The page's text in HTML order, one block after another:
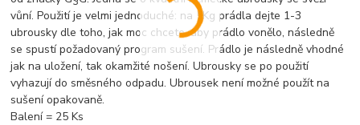
vůní. Použití je velmi jednoduché: na 5Kg prádla dejte 1-3
ubrousky dle toho, jak moc chcete, aby prádlo vonělo, následně
se spustí požadovaný program sušení. Prádlo je následně vhodné
jak na uložení, tak okamžité nošení. Ubrousky se po použití
vyhazují do směsného odpadu. Ubrousek není možné použít na
sušení opakovaně.
Balení = 25 Ks